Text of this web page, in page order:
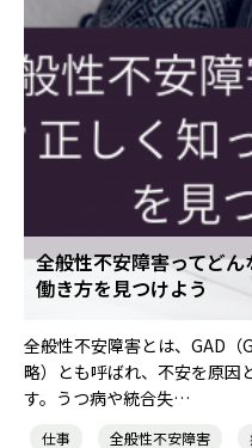
全般性不安障害ってど
働き方を見つけよう
全般性不安障害とは、GAD
略）とも呼ばれ、不安を原因
す。うつ病や統合失…
仕事 全般性不安障害